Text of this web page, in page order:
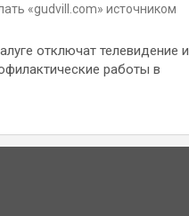
«gudvill.com» источником
отключат телевидение и
работы в